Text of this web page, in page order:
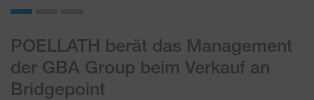
POELLATH berät das Management
der GBA Group beim Verkauf an
Bridgepoint